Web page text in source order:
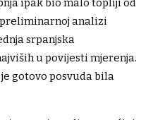
ipak bio malo topliji od
analizi
srpanjska
u povijesti mjerenja.
gotovo posvuda bila